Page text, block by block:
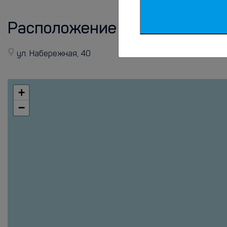
Расположение
ул. Набережная, 40
+
−